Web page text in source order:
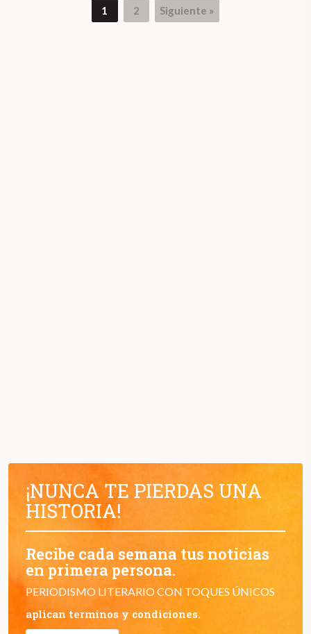
1 2 Siguiente »
¡NUNCA TE PIERDAS UNA
HISTORIA!
Recibe cada semana tus noticias
en primera persona.
PERIODISMO LITERARIO CON TOQUES ÚNICOS
aplican terminos y condiciones.